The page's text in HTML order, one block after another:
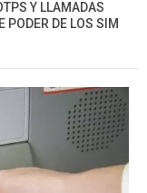
Y LLAMADAS
PODER DE LOS SIM